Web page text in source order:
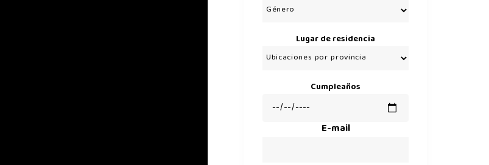
Lugar de residencia
Cumpleaños
E-mail